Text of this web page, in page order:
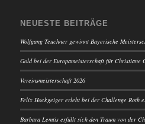
NEUESTE BEITRÄGE
Wolfgang Teuchner gewinnt Bayerische
Gold bei der Europameisterschaft für Christiane
Vereinsmeisterschaft 2026
Felix Hockgeiger erlebt bei der Challenge Roth
Barbara Lemtis erfüllt sich den Traum von der